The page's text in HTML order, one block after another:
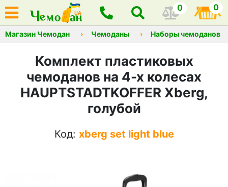
0 0
Магазин Чемодан Чемоданы Наборы чемоданов
Комплект пластиковых
чемоданов на 4-х колесах
HAUPTSTADTKOFFER Xberg,
голубой
Код: xberg set light blue